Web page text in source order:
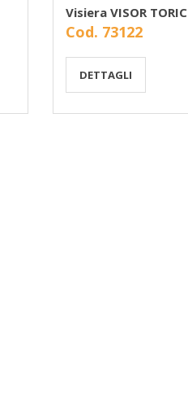
Visiera VISOR TORIC
Cod. 73122
DETTAGLI